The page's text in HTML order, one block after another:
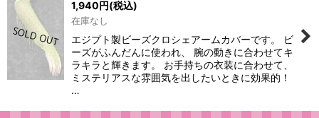
1,940円(税込)
在庫なし
エジプト製ビーズクロシェアームカバーです。 ビ
ーズがふんだんに使われ、 腕の動きに合わせてキ
ラキラと輝きます。 お手持ちの衣装に合わせて、
ミステリアスな雰囲気を出したいときに効果的！
…